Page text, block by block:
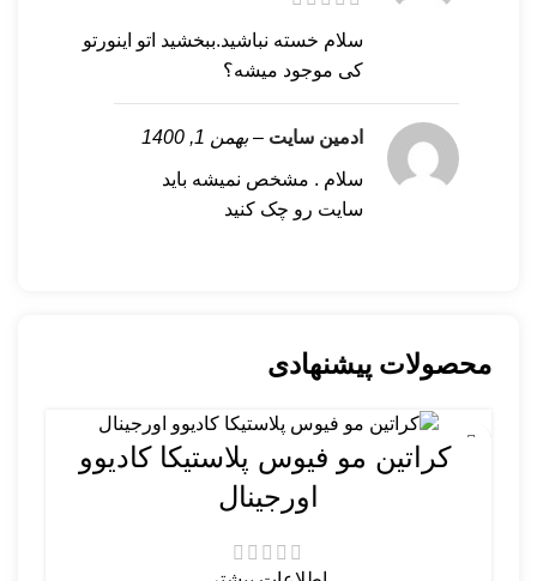
سلام خسته نباشید.ببخشید اتو اینورتو
کی موجود میشه؟
ادمین سایت – بهمن 1, 1400
سلام . مشخص نمیشه باید
سایت رو چک کنید
محصولات پیشنهادی
کراتین مو فیوس پلاستیکا کادیوو
اورجینال